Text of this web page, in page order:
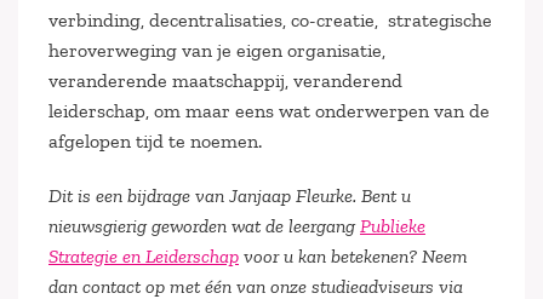
verbinding, decentralisaties, co-creatie, strategische
heroverweging van je eigen organisatie,
veranderende maatschappij, veranderend
leiderschap, om maar eens wat onderwerpen van de
afgelopen tijd te noemen.
Dit is een bijdrage van Janjaap Fleurke. Bent u
nieuwsgierig geworden wat de leergang Publieke
Strategie en Leiderschap voor u kan betekenen? Neem
dan contact op met één van onze studieadviseurs via